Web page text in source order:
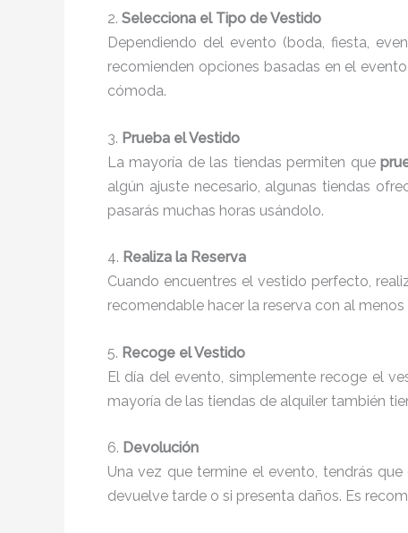
2. Selecciona el Tipo de Vestido
Dependiendo del evento (boda, fiesta,
recomienden opciones basadas en el
cómoda.
3. Prueba el Vestido
La mayoría de las tiendas permiten que
algún ajuste necesario, algunas tiendas
pasarás muchas horas usándolo.
4. Realiza la Reserva
Cuando encuentres el vestido perfecto,
recomendable hacer la reserva con al menos
5. Recoge el Vestido
El día del evento, simplemente recoge el
mayoría de las tiendas de alquiler también
6. Devolución
Una vez que termine el evento, tendrás
devuelve tarde o si presenta daños. Es